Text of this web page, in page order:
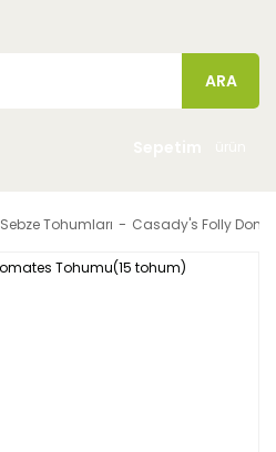
ARA
Sebze Tohumları Casady's Folly